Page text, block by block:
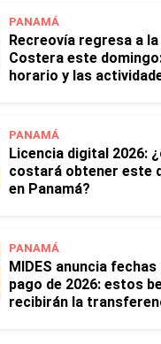
PANAMÁ
Recreovía regresa a
Costera este
horario y las
PANAMÁ
Licencia digital 2026:
costará obtener este
en Panamá?
PANAMÁ
MIDES anuncia
pago de 2026: estos
recibirán la